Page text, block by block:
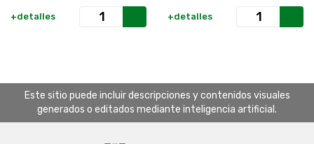
+detalles +detalles
Este sitio puede incluir descripciones y contenidos visuales
generados o editados mediante inteligencia artificial.